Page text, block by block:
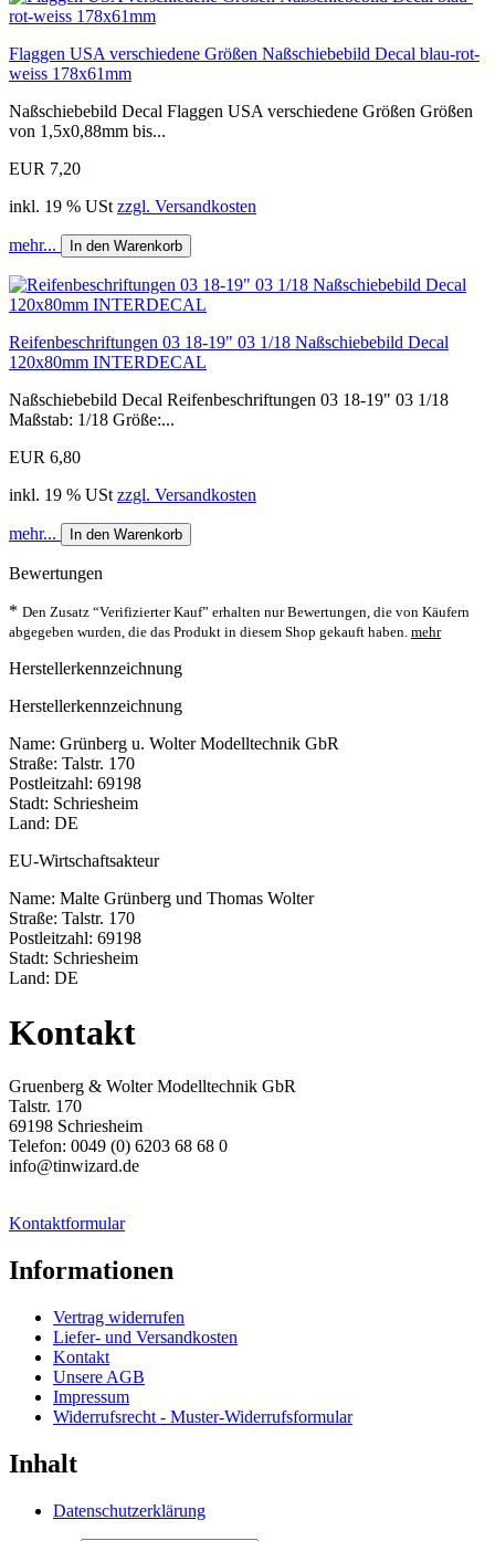
Flaggen USA verschiedene Größen Naßschiebebild Decal blau-rot-
weiss 178x61mm
Naßschiebebild Decal Flaggen USA verschiedene Größen Größen
von 1,5x0,88mm bis...
EUR 7,20
inkl. 19 % USt zzgl. Versandkosten
mehr... In den Warenkorb
Reifenbeschriftungen 03 18-19" 03 1/18 Naßschiebebild Decal
120x80mm INTERDECAL
Naßschiebebild Decal Reifenbeschriftungen 03 18-19" 03 1/18
Maßstab: 1/18 Größe:...
EUR 6,80
inkl. 19 % USt zzgl. Versandkosten
mehr... In den Warenkorb
Bewertungen
* Den Zusatz “Verifizierter Kauf” erhalten nur Bewertungen, die von Käufern
abgegeben wurden, die das Produkt in diesem Shop gekauft haben. mehr
Herstellerkennzeichnung
Herstellerkennzeichnung
Name: Grünberg u. Wolter Modelltechnik GbR
Straße: Talstr. 170
Postleitzahl: 69198
Stadt: Schriesheim
Land: DE
EU-Wirtschaftsakteur
Name: Malte Grünberg und Thomas Wolter
Straße: Talstr. 170
Postleitzahl: 69198
Stadt: Schriesheim
Land: DE
Kontakt
Gruenberg & Wolter Modelltechnik GbR
Talstr. 170
69198 Schriesheim
Telefon: 0049 (0) 6203 68 68 0
info@tinwizard.de
Kontaktformular
Informationen
Vertrag widerrufen
Liefer- und Versandkosten
Kontakt
Unsere AGB
Impressum
Widerrufsrecht - Muster-Widerrufsformular
Inhalt
Datenschutzerklärung